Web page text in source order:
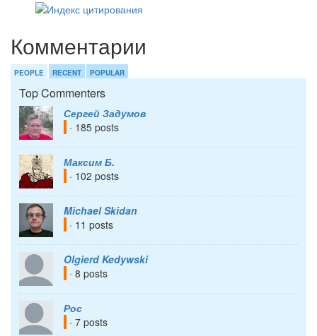
Комментарии
PEOPLE RECENT POPULAR
Top Commenters
Сергей Задумов
· 185 posts
Максим Б.
· 102 posts
Michael Skidan
· 11 posts
Olgierd Kedywski
· 8 posts
Рос
· 7 posts